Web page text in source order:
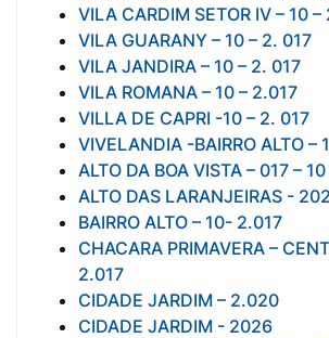
VILA CARDIM SETOR IV – 10 –
VILA GUARANY – 10 – 2. 017
VILA JANDIRA – 10 – 2. 017
VILA ROMANA – 10 – 2.017
VILLA DE CAPRI -10 – 2. 017
VIVELANDIA -BAIRRO ALTO –
ALTO DA BOA VISTA – 017 –
ALTO DAS LARANJEIRAS -
BAIRRO ALTO – 10- 2.017
CHACARA PRIMAVERA –
2.017
CIDADE JARDIM – 2.020
CIDADE JARDIM - 2026